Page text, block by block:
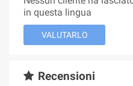
in questa lingua
VALUTARLO
Recensioni